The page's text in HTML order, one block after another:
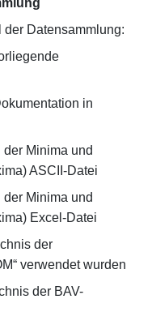
Datensammlung:
in
Minima und
ASCII-Datei
der Minima und
Excel-Datei
der
verwendet wurden
der BAV-